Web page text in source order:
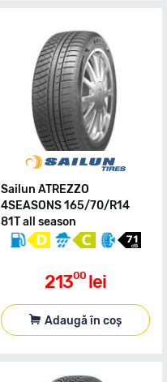
Sailun ATREZZO
4SEASONS 165/70/R14
81T all season
21300 lei
Adaugă în coș